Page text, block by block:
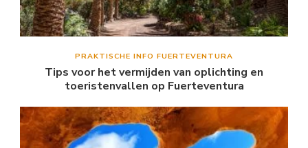
PRAKTISCHE INFO FUERTEVENTURA
Tips voor het vermijden van oplichting en
toeristenvallen op Fuerteventura